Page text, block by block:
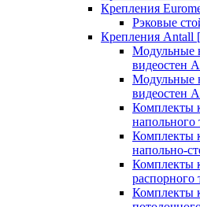
Крепления
Рэковые
Крепления Antall
Модульные
видеостен
Модульные
видеостен
Комплекты
напольного
Комплекты
напольно-
Комплекты
распорного
Комплекты